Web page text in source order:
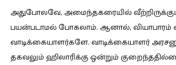
அதுபோலவே, அமைந்தகரையில்
பயன்படாமல் போகலாம். ஆனால்,
வாடிக்கையாளர்களே. வாடிக்கையாளர்
தகவலும் ஹிலாரிக்கு ஒன்றும்